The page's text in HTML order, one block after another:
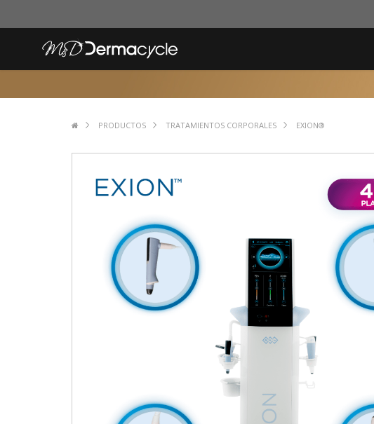
PRODUCTOS TRATAMIENTOS CORPORALES EXION®️